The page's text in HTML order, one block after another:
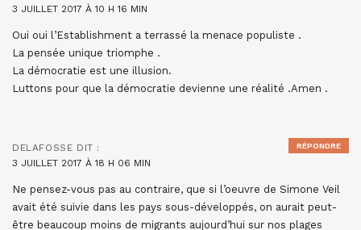
3 JUILLET 2017 À 10 H 16 MIN
Oui oui l’Establishment a terrassé la menace populiste .
La pensée unique triomphe .
La démocratie est une illusion.
Luttons pour que la démocratie devienne une réalité .Amen .
DELAFOSSE DIT :
3 JUILLET 2017 À 18 H 06 MIN
Ne pensez-vous pas au contraire, que si l’oeuvre de Simone Veil
avait été suivie dans les pays sous-développés, on aurait peut-
être beaucoup moins de migrants aujourd’hui sur nos plages
RÉPONDRE